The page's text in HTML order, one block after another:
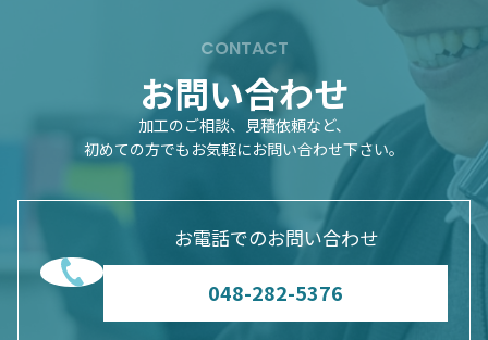
CONTACT
お問い合わせ
加工のご相談、見積依頼など、
初めての方でもお気軽にお問い合わせ下さい。
お電話でのお問い合わせ
048-282-5376